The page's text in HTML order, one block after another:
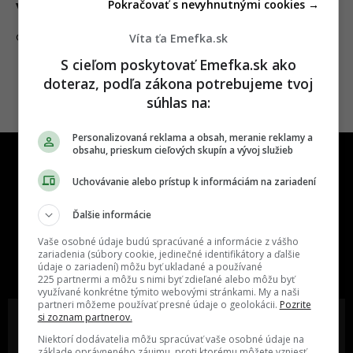
vyzeralo
CESTOVANIE
One time najzábavnejšie miesto na
slovenskom internete, next time
najzabávnejšie miesto na svete
Víta ťa Emefka.sk
S cieľom poskytovať Emefka.sk ako
doteraz, podľa zákona potrebujeme tvoj
súhlas na:
Personalizovaná reklama a obsah, meranie reklamy a
obsahu, prieskum cieľových skupín a vývoj služieb
Uchovávanie alebo prístup k informáciám na zariadení
Ďalšie informácie
Vaše osobné údaje budú spracúvané a informácie z vášho
zariadenia (súbory cookie, jedinečné identifikátory a ďalšie
údaje o zariadení) môžu byť ukladané a používané
225 partnermi a môžu s nimi byť zdieľané alebo môžu byť
využívané konkrétne týmito webovými stránkami. My a naši
partneri môžeme používať presné údaje o geolokácii. Pozrite
si zoznam partnerov.
Niektorí dodávatelia môžu spracúvať vaše osobné údaje na
Pokračovať s nevyhnutnými cookies →